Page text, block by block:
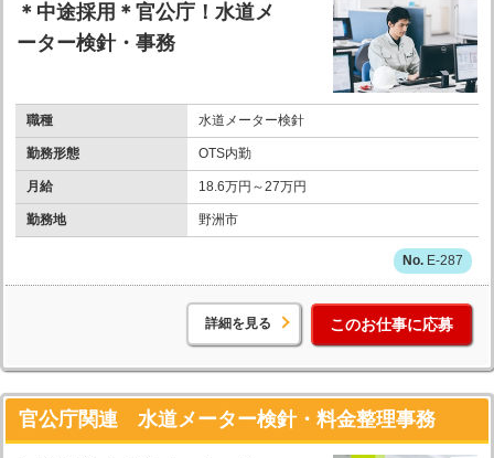
＊中途採用＊官公庁！水道メ
ーター検針・事務
職種 水道メーター検針
勤務形態 OTS内勤
月給 18.6万円～27万円
勤務地 野洲市
E-287
詳細を見る このお仕事に応募
官公庁関連 水道メーター検針・料金整理事務